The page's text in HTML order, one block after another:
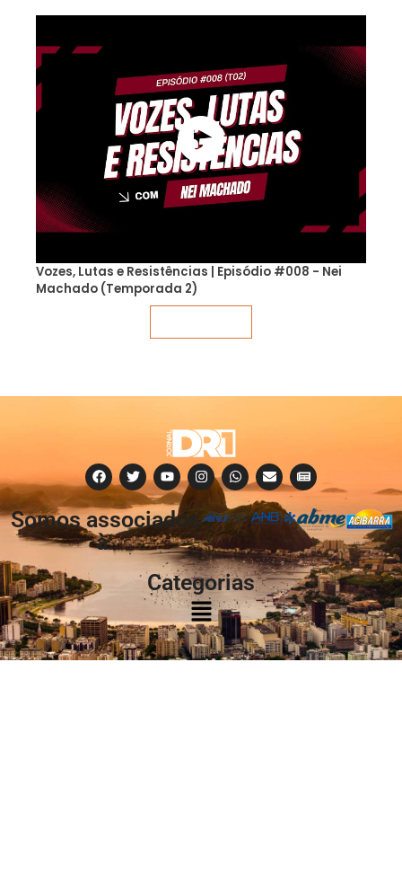
Vozes, Lutas e Resistências | Episódio #008 - Nei
Machado (Temporada 2)
Somos associados
à:
Categorias